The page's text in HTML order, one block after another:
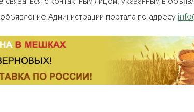
Администрации портала по адресу